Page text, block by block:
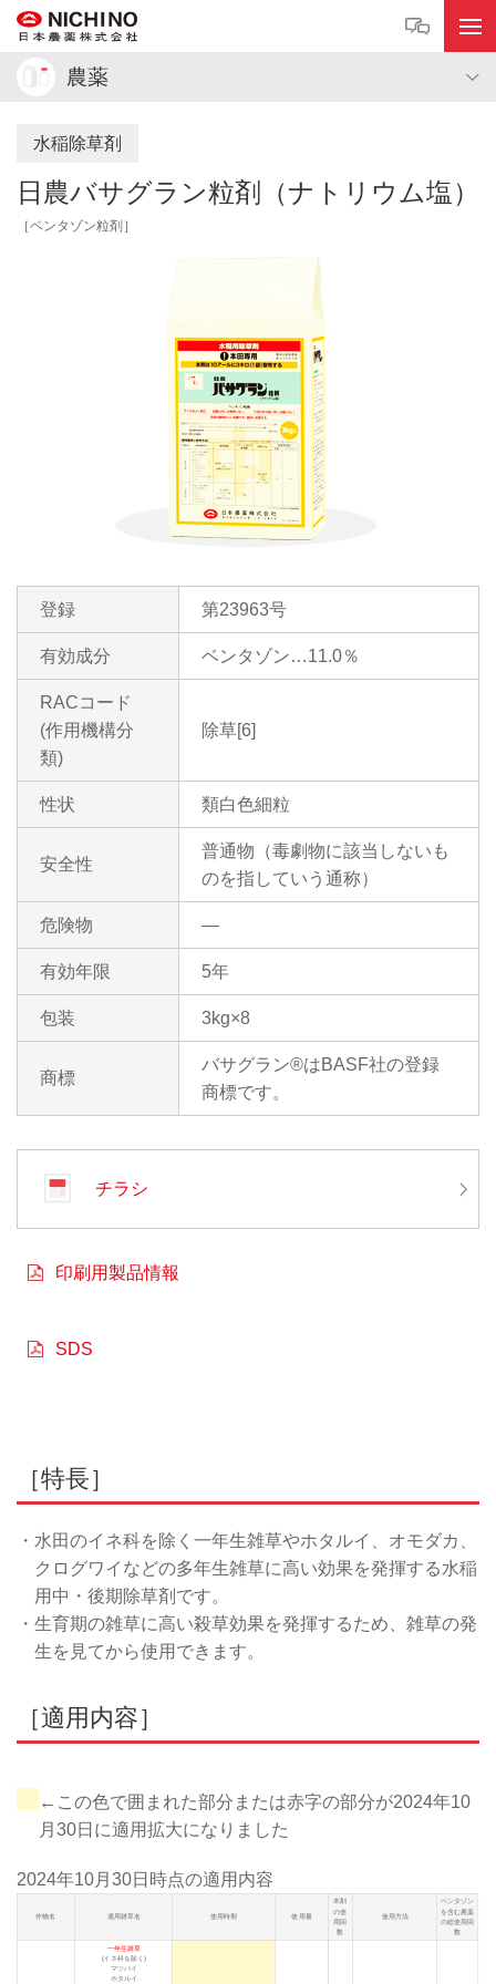
農薬
水稲除草剤
日農バサグラン粒剤（ナトリウム塩）
［ベンタゾン粒剤］
登録 第23963号
有効成分 ベンタゾン…11.0％
RACコード
(作用機構分
類)
除草[6]
性状 類白色細粒
安全性
普通物（毒劇物に該当しないも
のを指していう通称）
危険物 ―
有効年限 5年
包装 3kg×8
商標
バサグラン®はBASF社の登録
商標です。
チラシ
印刷用製品情報
SDS
［特長］
・水田のイネ科を除く一年生雑草やホタルイ、オモダカ、
クログワイなどの多年生雑草に高い効果を発揮する水稲
用中・後期除草剤です。
・生育期の雑草に高い殺草効果を発揮するため、雑草の発
生を見てから使用できます。
［適用内容］
←この色で囲まれた部分または赤字の部分が2024年10
月30日に適用拡大になりました
2024年10月30日 時点の適用内容
作物名 適用雑草名 使用時期 使用量
本剤
の使
用回
数
使用方法
ベンタゾン
を含む農薬
の総使用回
数
一年生雑草
(イネ科を除く)
マツバイ
ホタルイ